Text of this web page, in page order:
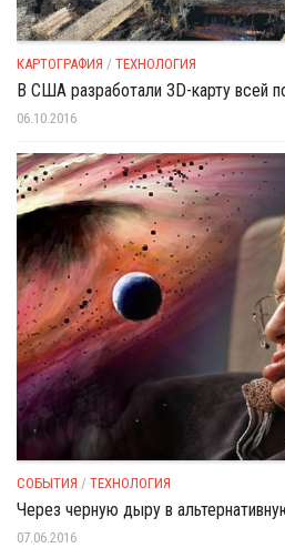
КАРТОГРАФИЯ / ТЕХНОЛОГИЯ
В США разработали 3D-карту всей
06.10.2016
СОБЫТИЯ / ТЕХНОЛОГИЯ
Через черную дыру в
07.06.2016